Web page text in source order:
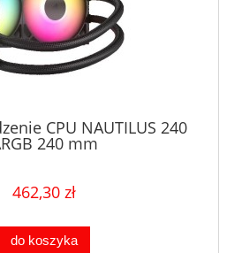
CPU NAUTILUS 240
240 mm
462,30 zł
do koszyka